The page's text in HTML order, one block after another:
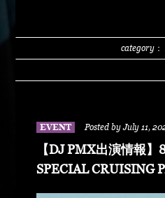
ZASSYCHEE
category：
EVENT Posted by July 11,
【DJ PMX出演情報
SPECIAL CRUISING